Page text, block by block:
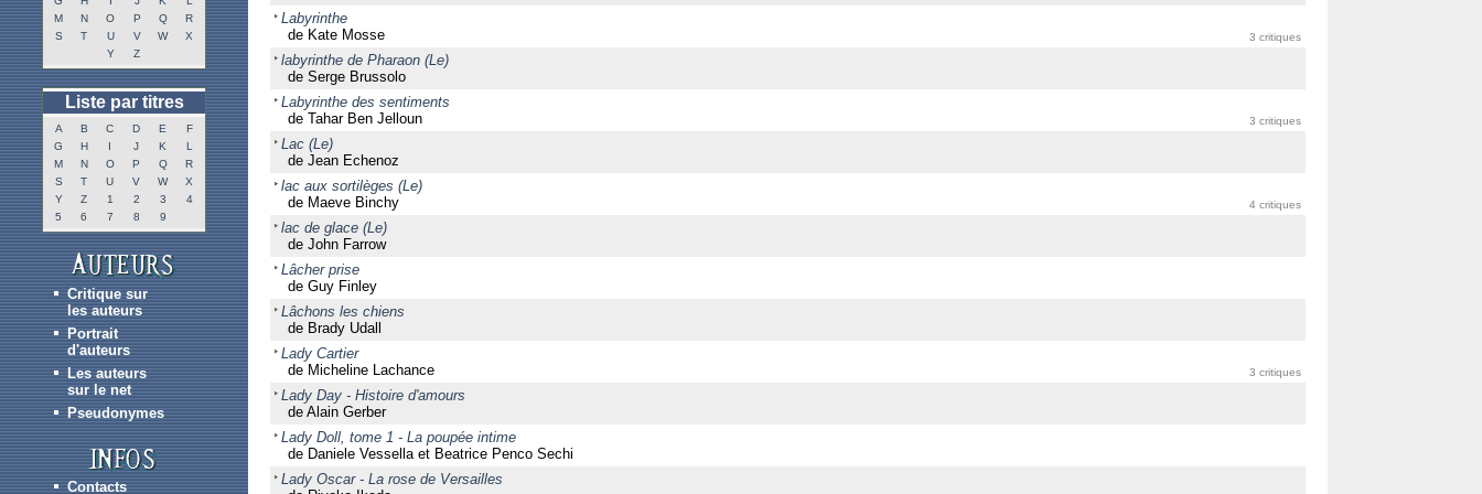
M
N O P Q
R
S
T U V W
X
Y
Z
Liste par titres
A B C D E
F
G
H I J K
L
M
N O P Q
R
S
T U V W
X
Y
Z 1 2 3
4
5
6 7 8 9
Critique sur
les auteurs
Portrait
d'auteurs
Les auteurs
sur le net
Pseudonymes
Contacts
Labyrinthe
de Kate Mosse
3 critiques
labyrinthe de Pharaon (Le)
de Serge Brussolo
Labyrinthe des sentiments
de Tahar Ben Jelloun
3 critiques
Lac (Le)
de Jean Echenoz
lac aux sortilèges (Le)
de Maeve Binchy
4 critiques
lac de glace (Le)
de John Farrow
Lâcher prise
de Guy Finley
Lâchons les chiens
de Brady Udall
Lady Cartier
de Micheline Lachance
3 critiques
Lady Day - Histoire d'amours
de Alain Gerber
Lady Doll, tome 1 - La poupée intime
de Daniele Vessella et Beatrice Penco Sechi
Lady Oscar - La rose de Versailles